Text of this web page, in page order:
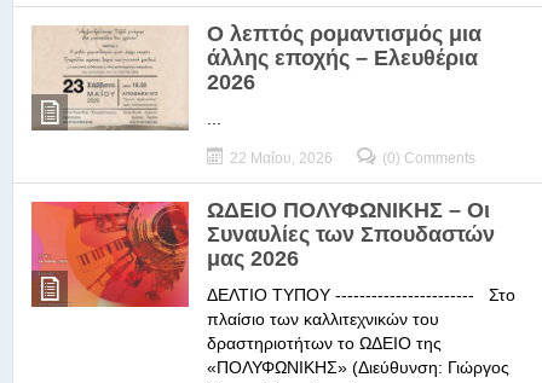
Ο λεπτός ρομαντισμός μια
άλλης εποχής – Ελευθέρια
2026
22 Μαΐου, 2026 (0) Comments
ΩΔΕΙΟ ΠΟΛΥΦΩΝΙΚΗΣ – Οι
Συναυλίες των Σπουδαστών
μας 2026
ΔΕΛΤΙΟ ΤΥΠΟΥ ----------------------- Στο
πλαίσιο των καλλιτεχνικών του
δραστηριοτήτων το ΩΔΕΙΟ της
«ΠΟΛΥΦΩΝΙΚΗΣ» (Διεύθυνση: Γιώργος